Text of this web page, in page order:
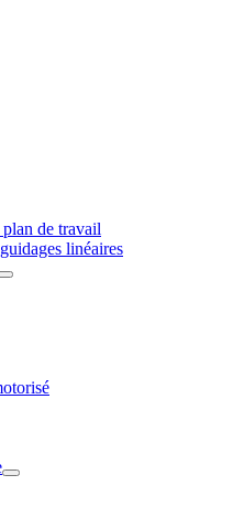
plan de travail
linéaires